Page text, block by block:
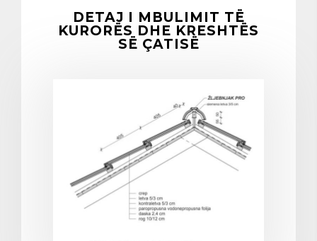
DETAJ I MBULIMIT TË
KURORËS DHE KRESHTËS
SË ÇATISË